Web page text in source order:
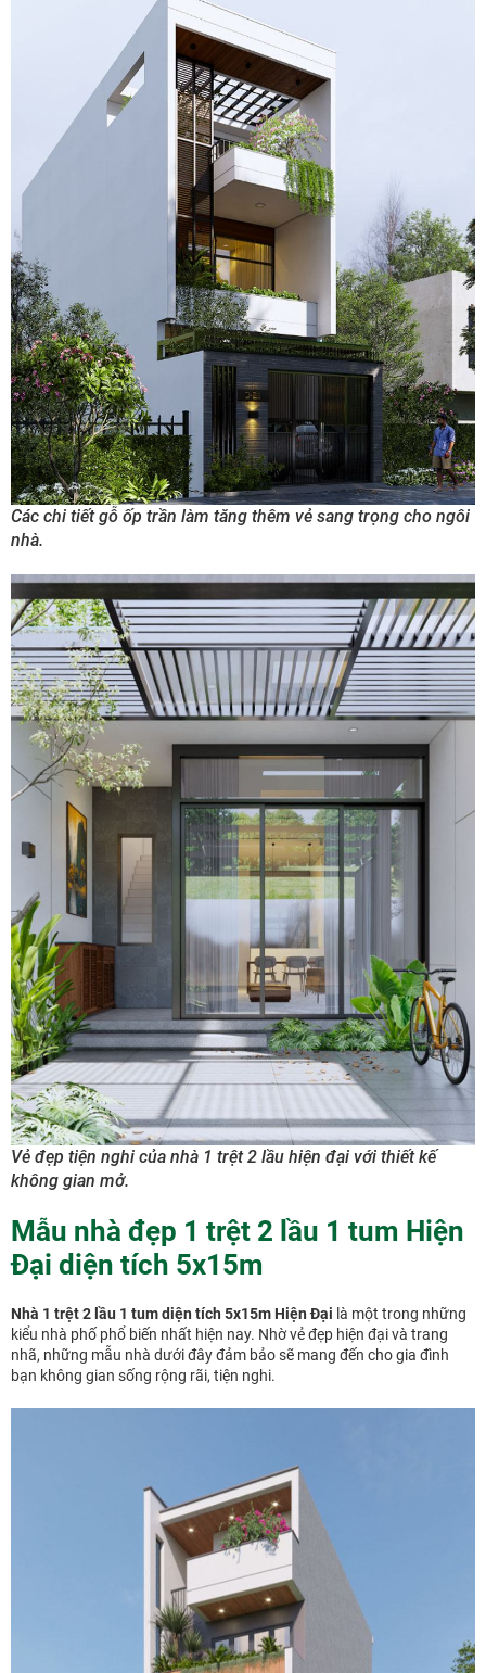
Các chi tiết gỗ ốp trần làm tăng thêm vẻ sang trọng cho ngôi
nhà.
Vẻ đẹp tiện nghi của nhà 1 trệt 2 lầu hiện đại với thiết kế
không gian mở.
Mẫu nhà đẹp 1 trệt 2 lầu 1 tum Hiện
Đại diện tích 5x15m
Nhà 1 trệt 2 lầu 1 tum diện tích 5x15m Hiện Đại là một trong những
kiểu nhà phố phổ biến nhất hiện nay. Nhờ vẻ đẹp hiện đại và trang
nhã, những mẫu nhà dưới đây đảm bảo sẽ mang đến cho gia đình
bạn không gian sống rộng rãi, tiện nghi.